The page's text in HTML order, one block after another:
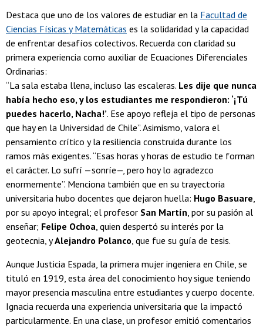
Destaca que uno de los valores de estudiar en la Facultad de
Ciencias Físicas y Matemáticas es la solidaridad y la capacidad
de enfrentar desafíos colectivos. Recuerda con claridad su
primera experiencia como auxiliar de Ecuaciones Diferenciales
Ordinarias:
“La sala estaba llena, incluso las escaleras. Les dije que nunca
había hecho eso, y los estudiantes me respondieron: ‘¡Tú
puedes hacerlo, Nacha!’. Ese apoyo refleja el tipo de personas
que hay en la Universidad de Chile”. Asimismo, valora el
pensamiento crítico y la resiliencia construida durante los
ramos más exigentes. “Esas horas y horas de estudio te forman
el carácter. Lo sufrí —sonríe—, pero hoy lo agradezco
enormemente”. Menciona también que en su trayectoria
universitaria hubo docentes que dejaron huella: Hugo Basuare,
por su apoyo integral; el profesor San Martín, por su pasión al
enseñar; Felipe Ochoa, quien despertó su interés por la
geotecnia, yAlejandro Polanco, que fue su guía de tesis.
Aunque Justicia Espada, la primera mujer ingeniera en Chile, se
tituló en 1919, esta área del conocimiento hoy sigue teniendo
mayor presencia masculina entre estudiantes y cuerpo docente.
Ignacia recuerda una experiencia universitaria que la impactó
particularmente. En una clase, un profesor emitió comentarios